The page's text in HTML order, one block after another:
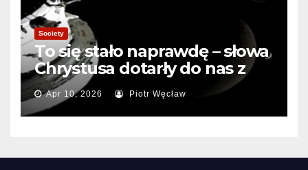
Society
To się stało naprawdę – słowa
Chrystusa dotarły do nas z
Kosmosu.
Apr 10, 2026 Piotr Węcław